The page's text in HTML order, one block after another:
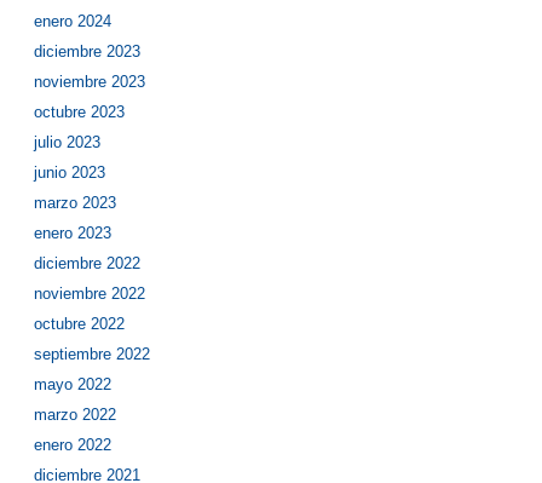
enero 2024
diciembre 2023
noviembre 2023
octubre 2023
julio 2023
junio 2023
marzo 2023
enero 2023
diciembre 2022
noviembre 2022
octubre 2022
septiembre 2022
mayo 2022
marzo 2022
enero 2022
diciembre 2021